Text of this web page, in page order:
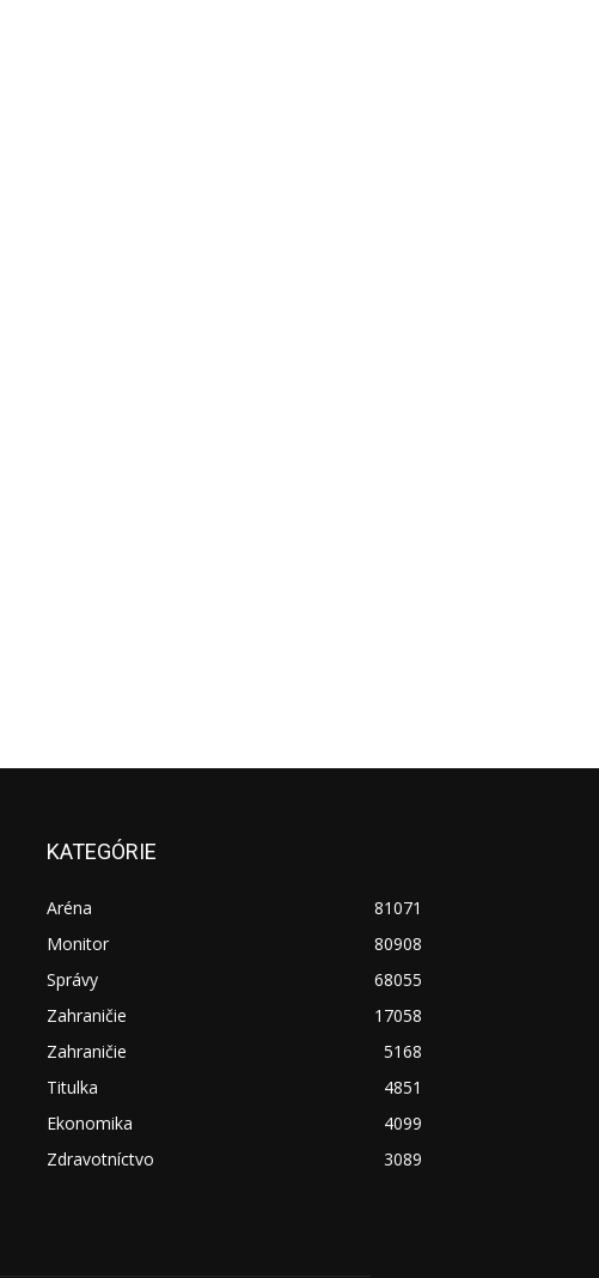
KATEGÓRIE
Aréna
81071
Monitor
80908
Správy
68055
Zahraničie
17058
Zahraničie
5168
Titulka
4851
Ekonomika
4099
Zdravotníctvo
3089